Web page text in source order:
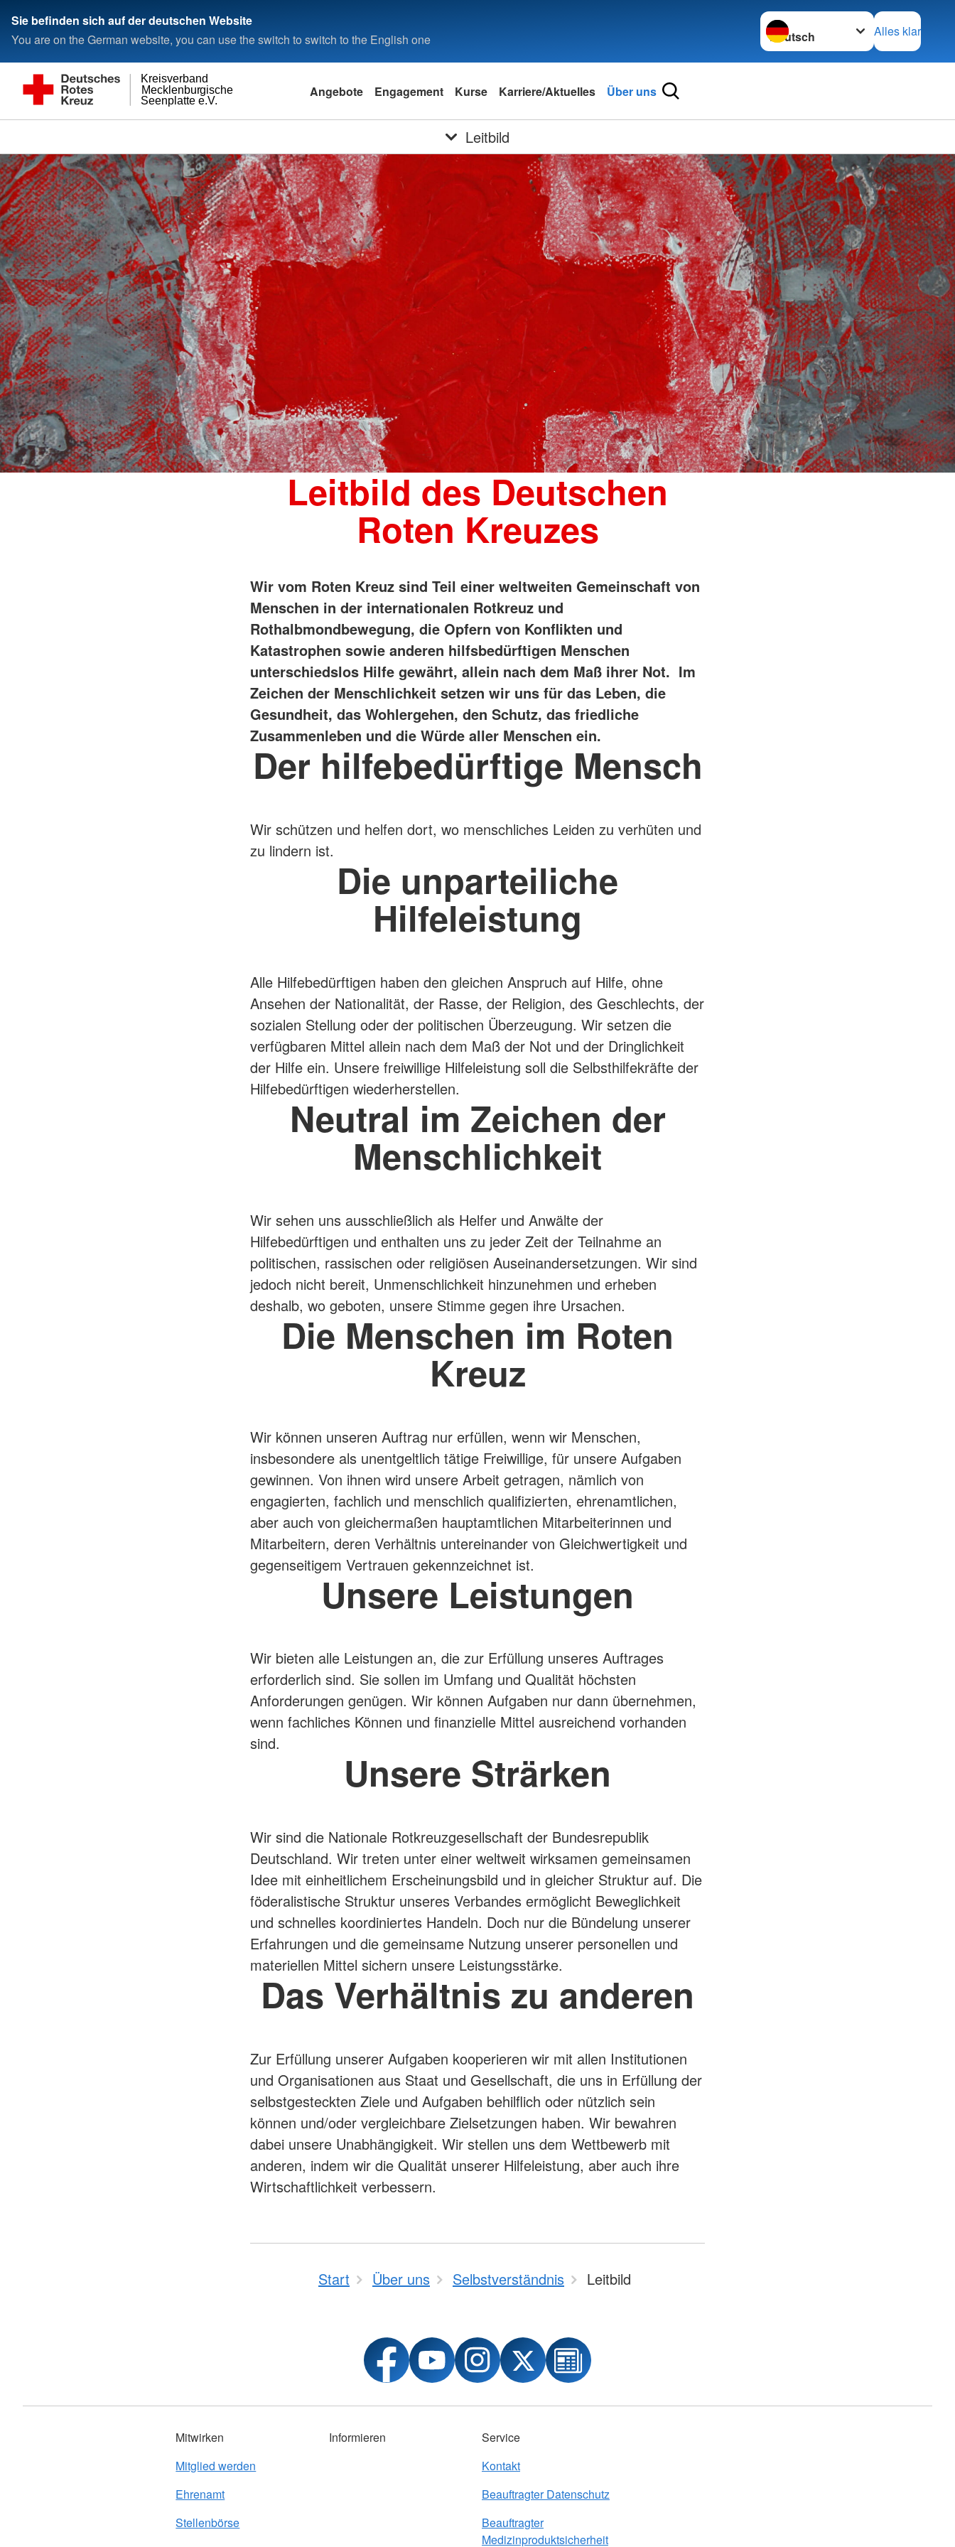
Sie befinden sich auf der deutschen Website
You are on the German website, you can use the switch to switch to the English one
Sprache wechseln zu
Alles klar
Seenplatte e.V.
Mecklenburgische
Kreisverband
Angebote Engagement Kurse Karriere/Aktuelles Über uns
Leitbild
Leitbild des Deutschen
Roten Kreuzes
Wir vom Roten Kreuz sind Teil einer weltweiten Gemeinschaft von
Menschen in der internationalen Rotkreuz und
Rothalbmondbewegung, die Opfern von Konflikten und
Katastrophen sowie anderen hilfsbedürftigen Menschen
unterschiedslos Hilfe gewährt, allein nach dem Maß ihrer Not. Im
Zeichen der Menschlichkeit setzen wir uns für das Leben, die
Gesundheit, das Wohlergehen, den Schutz, das friedliche
Zusammenleben und die Würde aller Menschen ein.
Der hilfebedürftige Mensch
Wir schützen und helfen dort, wo menschliches Leiden zu verhüten und
zu lindern ist.
Die unparteiliche
Hilfeleistung
Alle Hilfebedürftigen haben den gleichen Anspruch auf Hilfe, ohne
Ansehen der Nationalität, der Rasse, der Religion, des Geschlechts, der
sozialen Stellung oder der politischen Überzeugung. Wir setzen die
verfügbaren Mittel allein nach dem Maß der Not und der Dringlichkeit
der Hilfe ein. Unsere freiwillige Hilfeleistung soll die Selbsthilfekräfte der
Hilfebedürftigen wiederherstellen.
Neutral im Zeichen der
Menschlichkeit
Wir sehen uns ausschließlich als Helfer und Anwälte der
Hilfebedürftigen und enthalten uns zu jeder Zeit der Teilnahme an
politischen, rassischen oder religiösen Auseinandersetzungen. Wir sind
jedoch nicht bereit, Unmenschlichkeit hinzunehmen und erheben
deshalb, wo geboten, unsere Stimme gegen ihre Ursachen.
Die Menschen im Roten
Kreuz
Wir können unseren Auftrag nur erfüllen, wenn wir Menschen,
insbesondere als unentgeltlich tätige Freiwillige, für unsere Aufgaben
gewinnen. Von ihnen wird unsere Arbeit getragen, nämlich von
engagierten, fachlich und menschlich qualifizierten, ehrenamtlichen,
aber auch von gleichermaßen hauptamtlichen Mitarbeiterinnen und
Mitarbeitern, deren Verhältnis untereinander von Gleichwertigkeit und
gegenseitigem Vertrauen gekennzeichnet ist.
Unsere Leistungen
Wir bieten alle Leistungen an, die zur Erfüllung unseres Auftrages
erforderlich sind. Sie sollen im Umfang und Qualität höchsten
Anforderungen genügen. Wir können Aufgaben nur dann übernehmen,
wenn fachliches Können und finanzielle Mittel ausreichend vorhanden
sind.
Unsere Strärken
Wir sind die Nationale Rotkreuzgesellschaft der Bundesrepublik
Deutschland. Wir treten unter einer weltweit wirksamen gemeinsamen
Idee mit einheitlichem Erscheinungsbild und in gleicher Struktur auf. Die
föderalistische Struktur unseres Verbandes ermöglicht Beweglichkeit
und schnelles koordiniertes Handeln. Doch nur die Bündelung unserer
Erfahrungen und die gemeinsame Nutzung unserer personellen und
materiellen Mittel sichern unsere Leistungsstärke.
Das Verhältnis zu anderen
Zur Erfüllung unserer Aufgaben kooperieren wir mit allen Institutionen
und Organisationen aus Staat und Gesellschaft, die uns in Erfüllung der
selbstgesteckten Ziele und Aufgaben behilflich oder nützlich sein
können und/oder vergleichbare Zielsetzungen haben. Wir bewahren
dabei unsere Unabhängigkeit. Wir stellen uns dem Wettbewerb mit
anderen, indem wir die Qualität unserer Hilfeleistung, aber auch ihre
Wirtschaftlichkeit verbessern.
Start Über uns Selbstverständnis Leitbild
Mitwirken
Mitglied werden
Ehrenamt
Stellenbörse
Informieren
Service
Kontakt
Beauftragter Datenschutz
Beauftragter
Medizinproduktsicherheit